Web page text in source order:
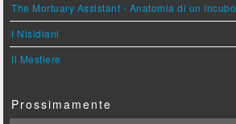
The Mortuary Assistant - Anatomia di un Incubo
I Nisidiani
Il Mestiere
Prossimamente